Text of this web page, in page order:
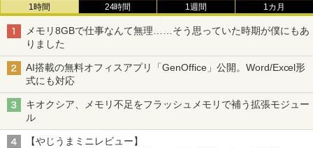
1時間 24時間 1週間 1カ月
メモリ8GBで仕事なんて無理……そう思っていた時期が僕にもあ
りました
AI搭載の無料オフィスアプリ「GenOffice」公開。Word/Excel形
式にも対応
キオクシア、メモリ不足をフラッシュメモリで補う拡張モジュー
ル
【やじうまミニレビュー】